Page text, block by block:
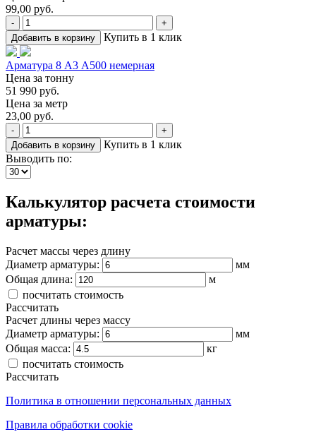
99,00 руб.
-
+
Добавить в корзину
Купить в 1 клик
Арматура 8 А3 А500 немерная
Цена за тонну
51 990 руб.
Цена за метр
23,00 руб.
-
+
Добавить в корзину
Купить в 1 клик
Выводить по:
Калькулятор расчета стоимости
арматуры:
Расчет массы через длину
Диаметр арматуры:
мм
Общая длина:
м
посчитать стоимость
Рассчитать
Расчет длины через массу
Диаметр арматуры:
мм
Общая масса:
кг
посчитать стоимость
Рассчитать
Политика в отношении персональных данных
Правила обработки cookie